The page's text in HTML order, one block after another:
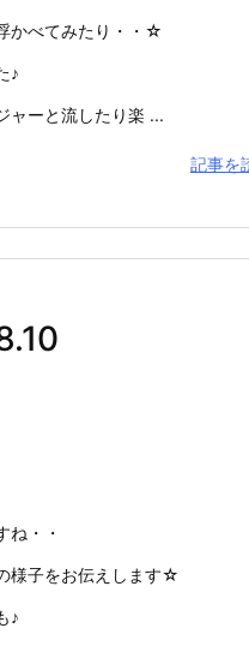
かべてみたり・・☆
♪
ャーと流したり楽 ...
記事を
ね・・
様子をお伝えします☆
♪